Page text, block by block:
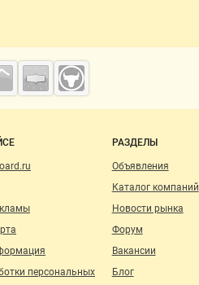
сайту
персональных
РАЗДЕЛЫ
Объявления
Каталог компаний
Новости рынка
Форум
Вакансии
Блог